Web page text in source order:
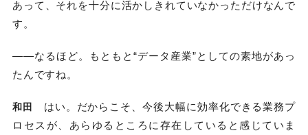
あって、それを十分に活かしきれていなかっただけなんで
す。
――なるほど。もともと“データ産業”としての素地があっ
たんですね。
和田
はい。だからこそ、今後大幅に効率化できる業務プ
ロセスが、あらゆるところに存在していると感じていま